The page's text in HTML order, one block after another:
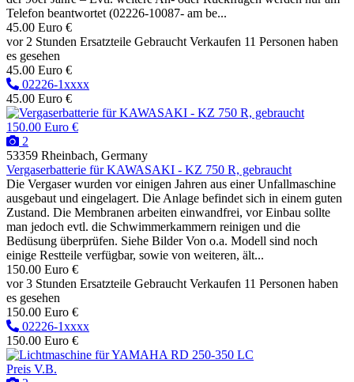
Telefon beantwortet (02226-10087- am be...
45.00 Euro €
vor 2 Stunden Ersatzteile Gebraucht Verkaufen 11 Personen haben
es gesehen
45.00 Euro €
02226-1xxxx
45.00 Euro €
150.00 Euro €
2
53359 Rheinbach, Germany
Vergaserbatterie für KAWASAKI - KZ 750 R, gebraucht
Die Vergaser wurden vor einigen Jahren aus einer Unfallmaschine
ausgebaut und eingelagert. Die Anlage befindet sich in einem guten
Zustand. Die Membranen arbeiten einwandfrei, vor Einbau sollte
man jedoch evtl. die Schwimmerkammern reinigen und die
Bedüsung überprüfen. Siehe Bilder Von o.a. Modell sind noch
einige Restteile verfügbar, sowie von weiteren, ält...
150.00 Euro €
vor 3 Stunden Ersatzteile Gebraucht Verkaufen 11 Personen haben
es gesehen
150.00 Euro €
02226-1xxxx
150.00 Euro €
Preis V.B.